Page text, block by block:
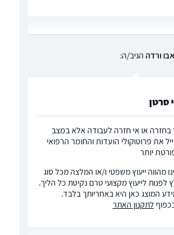
ורדה הגיב/ה:
סרטן
או אי חזרה לעבודה אלא במצב
את פרוטוקולי הועדות והחומר הרפואי
יותר
מהווה ייעוץ משפטי ו/או המלצה מכל סוג
לפנות לייעוץ מקצועי טרם נקיטת כל הליך.
המוצג כאן היא באחריותך בלבד.
לתקנון האתר